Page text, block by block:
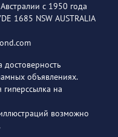
с 1950 года
1685 NSW AUSTRALIA
достоверность
объявлениях.
на
возможно